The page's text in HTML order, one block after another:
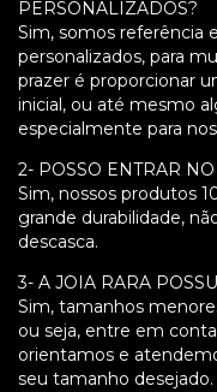
PERSONALIZADOS?
Sim, somos referência
personalizados, para
prazer é proporcionar
inicial, ou até mesmo
especialmente para
2- POSSO ENTRAR
Sim, nossos produtos
grande durabilidade,
descasca.
3- A JOIA RARA
Sim, tamanhos
ou seja, entre em
orientamos e
seu tamanho desejado.